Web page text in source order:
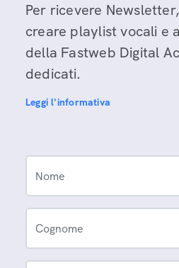
Per ricevere
creare playlist vocali e
della Fastweb Digital
dedicati.
Leggi l'informativa
Nome
Cognome